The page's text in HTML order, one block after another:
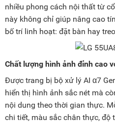
nhiều phong cách nội thất từ
này không chỉ giúp nâng cao
bố trí linh hoạt: đặt bàn hay
Chất lượng hình ảnh đỉnh cao
Được trang bị bộ xử lý AI α7
hiển thị hình ảnh sắc nét mà
nội dung theo thời gian thực.
chi tiết, màu sắc chân thực, độ